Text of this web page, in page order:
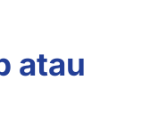
atau